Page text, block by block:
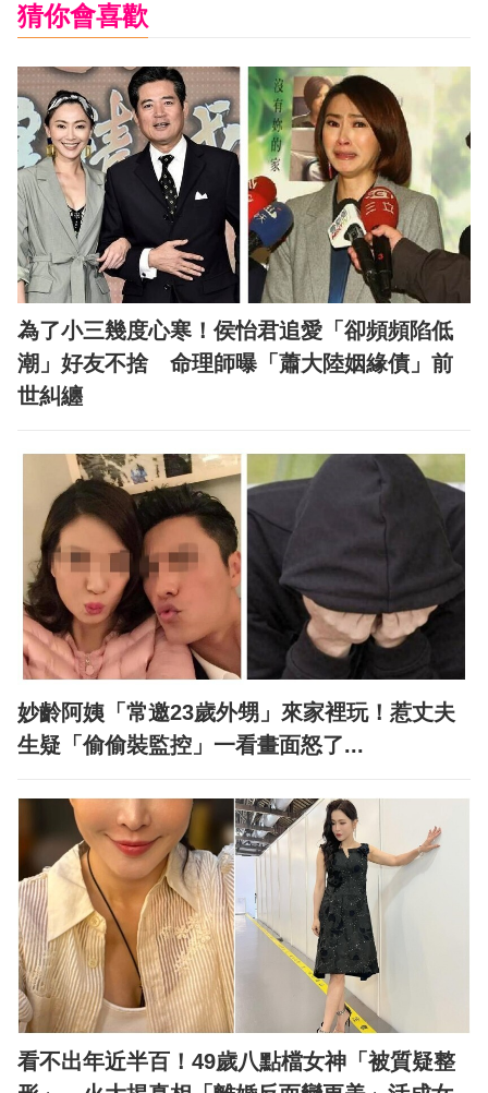
猜你會喜歡
為了小三幾度心寒！侯怡君追愛「卻頻頻陷低
潮」好友不捨 命理師曝「蕭大陸姻緣債」前
世糾纏
妙齡阿姨「常邀23歲外甥」來家裡玩！惹丈夫
生疑「偷偷裝監控」一看畫面怒了...
看不出年近半百！49歲八點檔女神「被質疑整